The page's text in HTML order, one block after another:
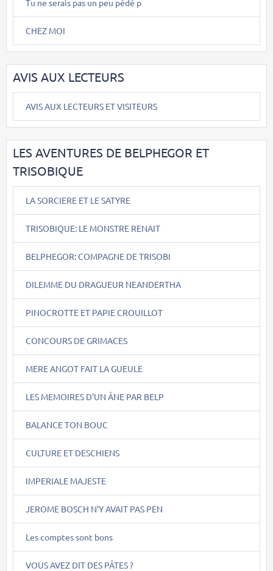
Tu ne serais pas un peu pédé p
CHEZ MOI
AVIS AUX LECTEURS
AVIS AUX LECTEURS ET VISITEURS
LES AVENTURES DE BELPHEGOR ET
TRISOBIQUE
LA SORCIERE ET LE SATYRE
TRISOBIQUE: LE MONSTRE RENAIT
BELPHEGOR: COMPAGNE DE TRISOBI
DILEMME DU DRAGUEUR NEANDERTHA
PINOCROTTE ET PAPIE CROUILLOT
CONCOURS DE GRIMACES
MERE ANGOT FAIT LA GUEULE
LES MEMOIRES D'UN ÂNE PAR BELP
BALANCE TON BOUC
CULTURE ET DESCHIENS
IMPERIALE MAJESTE
JEROME BOSCH N'Y AVAIT PAS PEN
Les comptes sont bons
VOUS AVEZ DIT DES PÂTES ?